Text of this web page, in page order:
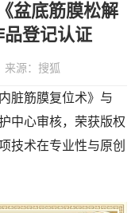
盆底筋膜松解
登记认证
来源：搜狐
脏筋膜复位术》与
中心审核，荣获版权
技术在专业性与原创